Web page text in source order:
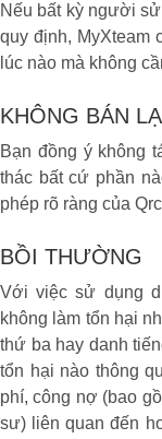
Nếu bất kỳ người
quy định, MyXteam
lúc nào mà không
KHÔNG BÁN
Bạn đồng ý không
thác bất cứ phần
phép rõ ràng của
BỒI THƯỜNG
Với việc sử dụng
không làm tổn hại
thứ ba hay danh
tổn hại nào thông
phí, công nợ (bao
sư) liên quan đến